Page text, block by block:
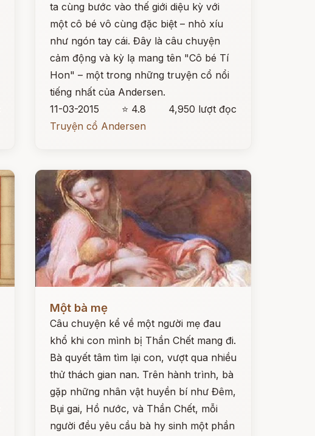
ta cùng bước vào thế giới diệu kỳ với
một cô bé vô cùng đặc biệt – nhỏ xíu
như ngón tay cái. Đây là câu chuyện
cảm động và kỳ lạ mang tên "Cô bé Tí
Hon" – một trong những truyện cổ nổi
tiếng nhất của Andersen.
11-03-2015
⭐ 4.8
4,950 lượt đọc
Truyện cổ Andersen
Một bà mẹ
Câu chuyện kể về một người mẹ đau
khổ khi con mình bị Thần Chết mang đi.
Bà quyết tâm tìm lại con, vượt qua nhiều
thử thách gian nan. Trên hành trình, bà
gặp những nhân vật huyền bí như Đêm,
Bụi gai, Hồ nước, và Thần Chết, mỗi
người đều yêu cầu bà hy sinh một phần